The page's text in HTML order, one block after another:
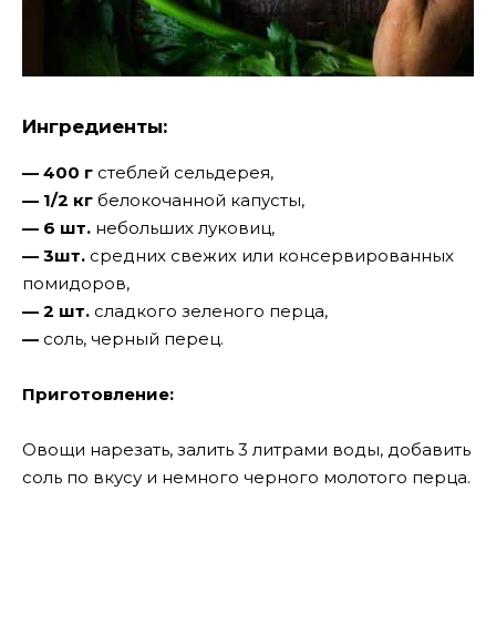
Ингредиенты:
— 400 г стеблей сельдерея,
— 1/2 кг белокочанной капусты,
— 6 шт. небольших луковиц,
— 3шт. средних свежих или консервированных
помидоров,
— 2 шт. сладкого зеленого перца,
— соль, черный перец.
Приготовление:
Овощи нарезать, залить 3 литрами воды, добавить
соль по вкусу и немного черного молотого перца.